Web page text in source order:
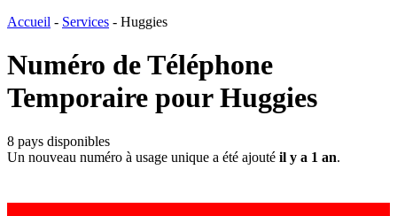
Accueil - Services - Huggies
Numéro de Téléphone
Temporaire pourHuggies
8 pays disponibles
Un nouveau numéro à usage unique a été ajouté il y a 1 an.